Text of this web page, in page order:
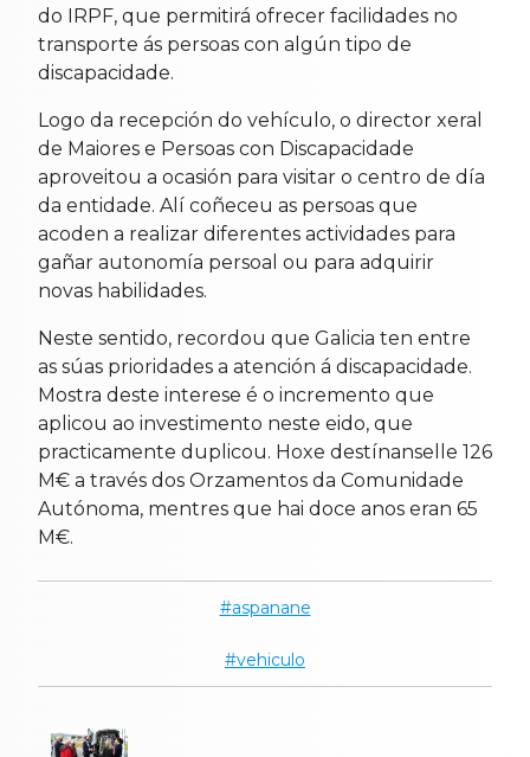
do IRPF, que permitirá ofrecer facilidades no
transporte ás persoas con algún tipo de
discapacidade.
Logo da recepción do vehículo, o director xeral
de Maiores e Persoas con Discapacidade
aproveitou a ocasión para visitar o centro de día
da entidade. Alí coñeceu as persoas que
acoden a realizar diferentes actividades para
gañar autonomía persoal ou para adquirir
novas habilidades.
Neste sentido, recordou que Galicia ten entre
as súas prioridades a atención á discapacidade.
Mostra deste interese é o incremento que
aplicou ao investimento neste eido, que
practicamente duplicou. Hoxe destínanselle 126
M€ a través dos Orzamentos da Comunidade
Autónoma, mentres que hai doce anos eran 65
M€.
aspanane
vehiculo